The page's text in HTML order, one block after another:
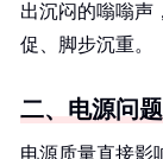
出沉闷的嗡嗡声
促、脚步沉重。
二、电源问
电源质量直接影